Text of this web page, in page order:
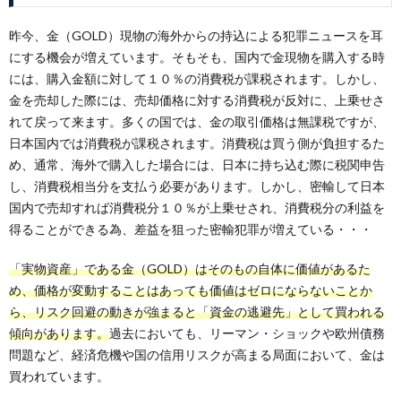
昨今、金（GOLD）現物の海外からの持込による犯罪ニュースを耳
にする機会が増えています。そもそも、国内で金現物を購入する時
には、購入金額に対して１０％の消費税が課税されます。しかし、
金を売却した際には、売却価格に対する消費税が反対に、上乗せさ
れて戻って来ます。多くの国では、金の取引価格は無課税ですが、
日本国内では消費税が課税されます。消費税は買う側が負担するた
め、通常、海外で購入した場合には、日本に持ち込む際に税関申告
し、消費税相当分を支払う必要があります。しかし、密輸して日本
国内で売却すれば消費税分１０％が上乗せされ、消費税分の利益を
得ることができる為、差益を狙った密輸犯罪が増えている・・・
「実物資産」である金（GOLD）はそのもの自体に価値があるた
め、価格が変動することはあっても価値はゼロにならないことか
ら、リスク回避の動きが強まると「資金の逃避先」として買われる
傾向があります。過去においても、リーマン・ショックや欧州債務
問題など、経済危機や国の信用リスクが高まる局面において、金は
買われています。